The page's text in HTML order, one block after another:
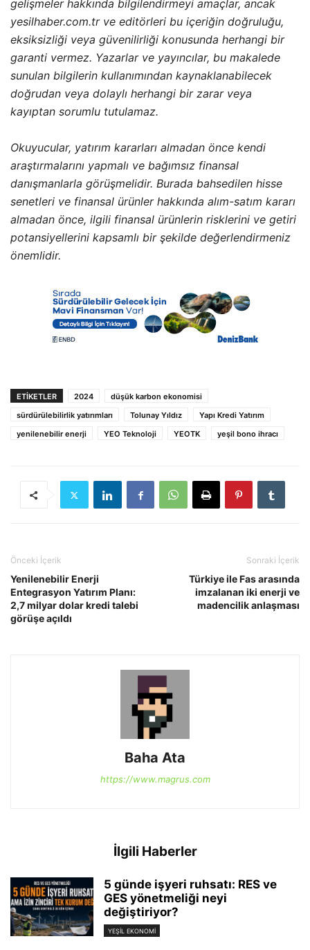
gelişmeler hakkında bilgilendirmeyi amaçlar, ancak
yesilhaber.com.tr ve editörleri bu içeriğin doğruluğu,
eksiksizliği veya güvenilirliği konusunda herhangi bir
garanti vermez. Yazarlar ve yayıncılar, bu makalede
sunulan bilgilerin kullanımından kaynaklanabilecek
doğrudan veya dolaylı herhangi bir zarar veya
kayıptan sorumlu tutulamaz.
Okuyucular, yatırım kararları almadan önce kendi
araştırmalarını yapmalı ve bağımsız finansal
danışmanlarla görüşmelidir. Burada bahsedilen hisse
senetleri ve finansal ürünler hakkında alım-satım kararı
almadan önce, ilgili finansal ürünlerin risklerini ve getiri
potansiyellerini kapsamlı bir şekilde değerlendirmeniz
önemlidir.
ETIKETLER 2024
düşük karbon ekonomisi
sürdürülebilirlik yatırımları
Tolunay Yıldız
Yapı Kredi Yatırım
yenilenebilir enerji
YEO Teknoloji YEOTK yeşil bono ihracı
Önceki İçerik
Yenilenebilir Enerji
Entegrasyon Yatırım Planı:
2,7 milyar dolar kredi talebi
görüşe açıldı
Sonraki İçerik
Türkiye ile Fas arasında
imzalanan iki enerji ve
madencilik anlaşması
Baha Ata
https://www.magrus.com
İlgili Haberler
5 günde işyeri ruhsatı: RES ve
GES yönetmeliği neyi
değiştiriyor?
YEŞIL EKONOMI